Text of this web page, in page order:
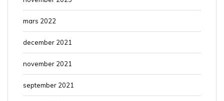
mars 2022
december 2021
november 2021
september 2021